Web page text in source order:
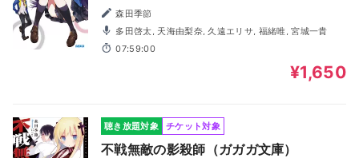
森田季節
多田啓太, 天海由梨奈, 久遠エリサ, 福緒唯, 宮城一貴
07:59:00
¥1,650
聴き放題対象 チケット対象
不戦無敵の影殺師（ガガガ文庫）